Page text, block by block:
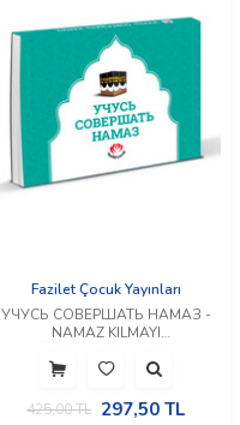
Fazilet Çocuk Yayınları
УЧУСЬ СОВЕРШАТЬ НАМАЗ -
NAMAZ KILMAYI
425,00TL 297,50 TL